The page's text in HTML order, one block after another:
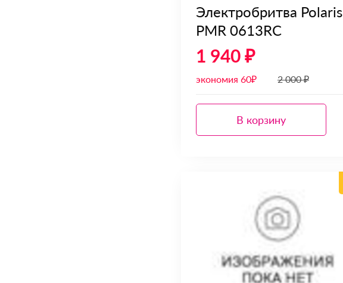
Электробритва Polaris
PMR 0613RC
1 940 ₽
экономия 60₽ 2 000 ₽
В корзину